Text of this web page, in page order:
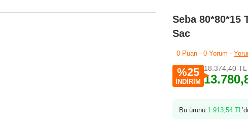
Seba 80*80*15
Sac
0 Puan - 0 Yorum -
%25
İNDİRİM
18.374,40 TL
Bu ürünü 1.913,54 TL